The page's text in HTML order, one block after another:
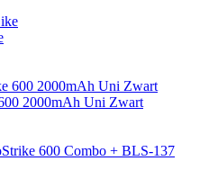
2000mAh Uni Zwart